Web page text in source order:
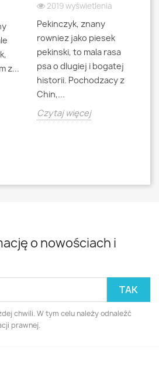
z...
2019 wyświetlenia
Pekinczyk, znany
rowniez jako piesek
pekinski, to mala rasa
psa o dlugiej i bogatej
historii. Pochodzacy z
Chin,...
Czytaj więcej
o nowościach i
chwili. W tym celu należy odnaleźć
prawnej.